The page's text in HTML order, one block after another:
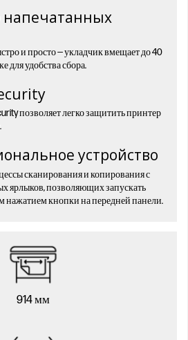
напечатанных
и просто — укладчик вмещает до 40
для удобства сбора.
позволяет легко защитить принтер
устройство
сканирования и копирования с
ярлыков, позволяющих запускать
кнопки на передней панели.
914 мм